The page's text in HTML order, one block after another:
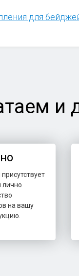
для
и
лично
на вашу